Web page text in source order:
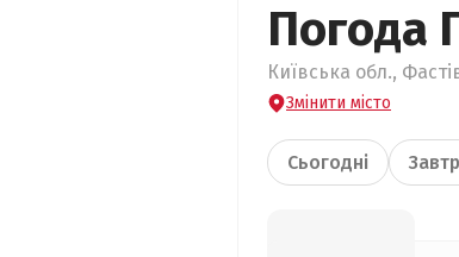
Погода
Київська обл.,
Змінити місто
Сьогодні